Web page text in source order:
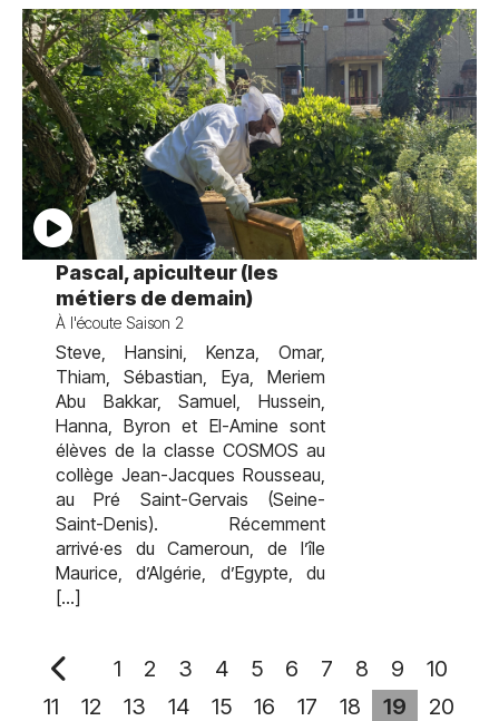
Pascal, apiculteur (les
métiers de demain)
À l'écoute Saison 2
Steve, Hansini, Kenza, Omar,
Thiam, Sébastian, Eya, Meriem
Abu Bakkar, Samuel, Hussein,
Hanna, Byron et El-Amine sont
élèves de la classe COSMOS au
collège Jean-Jacques Rousseau,
au Pré Saint-Gervais (Seine-
Saint-Denis). Récemment
arrivé·es du Cameroun, de l’île
Maurice, d’Algérie, d’Egypte, du
[…]
1 2 3 4 5 6 7 8 9
10
11
12 13 14 15 16 17 18 19 20